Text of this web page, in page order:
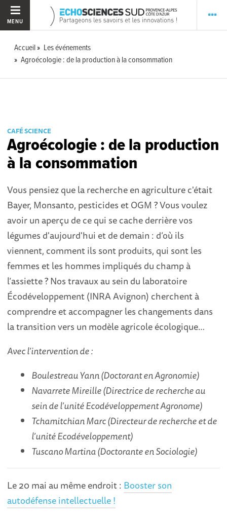
MENU
Accueil
Les événements
Agroécologie : de la production à la consommation
CAFÉ SCIENCE
Agroécologie : de la production
à la consommation
Vous pensiez que la recherche en agriculture c'était
Bayer, Monsanto, pesticides et OGM ? Vous voulez
avoir un aperçu de ce qui se cache derrière vos
légumes d'aujourd'hui et de demain : d’où ils
viennent, comment ils sont produits, qui sont les
femmes et les hommes impliqués du champ à
l’assiette ? Nos travaux au sein du laboratoire
Écodéveloppement (INRA Avignon) cherchent à
comprendre et accompagner les changements dans
la transition vers un modèle agricole écologique…
Avec l’intervention de :
Boulestreau Yann (Doctorant en Agronomie)
Navarrete Mireille (Directrice de recherche au
sein de l’unité Ecodéveloppement Agronome)
Tchamitchian Marc (Directeur de recherche et de
l’unité Ecodéveloppement)
Tuscano Martina (Doctorante en Sociologie)
Le 20 mai au même endroit : Booster son
autodéfense intellectuelle !